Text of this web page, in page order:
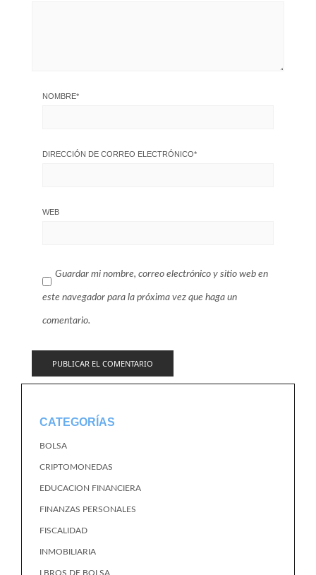
NOMBRE*
DIRECCIÓN DE CORREO ELECTRÓNICO*
WEB
Guardar mi nombre, correo electrónico y sitio web en
este navegador para la próxima vez que haga un
comentario.
CATEGORÍAS
BOLSA
CRIPTOMONEDAS
EDUCACION FINANCIERA
FINANZAS PERSONALES
FISCALIDAD
INMOBILIARIA
LBROS DE BOLSA